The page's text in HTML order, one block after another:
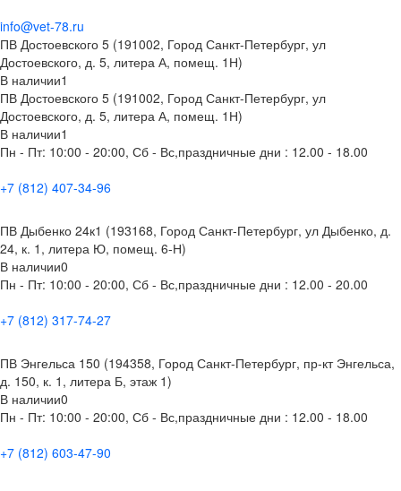
info@vet-78.ru
ПВ Достоевского 5 (191002, Город Санкт-Петербург, ул
Достоевского, д. 5, литера А, помещ. 1Н)
В наличии1
ПВ Достоевского 5 (191002, Город Санкт-Петербург, ул
Достоевского, д. 5, литера А, помещ. 1Н)
В наличии1
Пн - Пт: 10:00 - 20:00, Сб - Вс,праздничные дни : 12.00 - 18.00
+7 (812) 407-34-96
ПВ Дыбенко 24к1 (193168, Город Санкт-Петербург, ул Дыбенко, д.
24, к. 1, литера Ю, помещ. 6-Н)
В наличии0
Пн - Пт: 10:00 - 20:00, Сб - Вс,праздничные дни : 12.00 - 20.00
+7 (812) 317-74-27
ПВ Энгельса 150 (194358, Город Санкт-Петербург, пр-кт Энгельса,
д. 150, к. 1, литера Б, этаж 1)
В наличии0
Пн - Пт: 10:00 - 20:00, Сб - Вс,праздничные дни : 12.00 - 18.00
+7 (812) 603-47-90